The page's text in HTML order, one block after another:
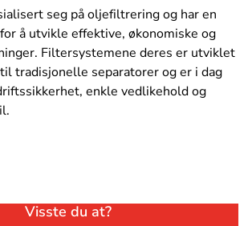
seg på oljefiltrering og har en
å utvikle effektive, økonomiske og
Filtersystemene deres er utviklet
tradisjonelle separatorer og er i dag
enkle vedlikehold og
Visste du at?